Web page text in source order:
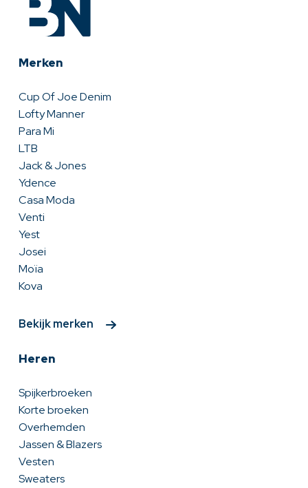
Merken
Cup Of Joe Denim
Lofty Manner
Para Mi
LTB
Jack & Jones
Ydence
Casa Moda
Venti
Yest
Josei
Moïa
Kova
Bekijk merken
Heren
Spijkerbroeken
Korte broeken
Overhemden
Jassen & Blazers
Vesten
Sweaters